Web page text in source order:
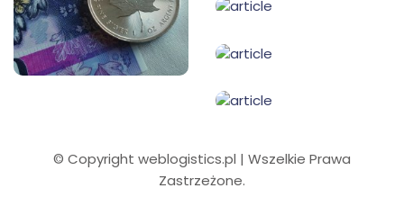
© Copyright weblogistics.pl | Wszelkie Prawa
Zastrzeżone.